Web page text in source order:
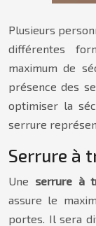
Plusieurs
différentes
maximum de
présence des
optimiser la
serrure
Serrure à
Une serrure à
assure le
portes. Il sera